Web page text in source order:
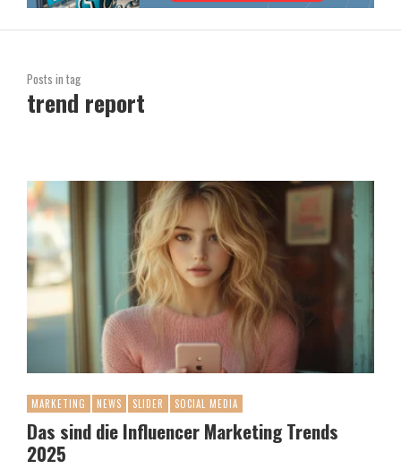
Posts in tag
trend report
MARKETING NEWS SLIDER SOCIAL MEDIA
Das sind die Influencer Marketing Trends
2025